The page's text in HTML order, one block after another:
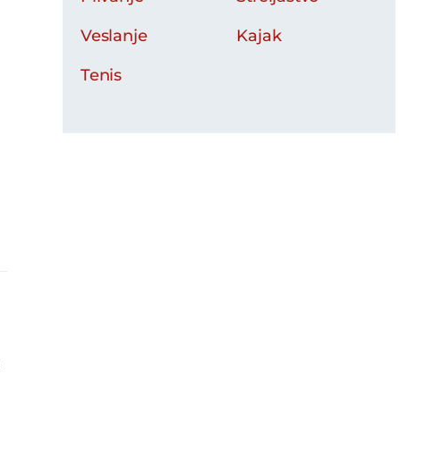
Veslanje
Kajak
Tenis